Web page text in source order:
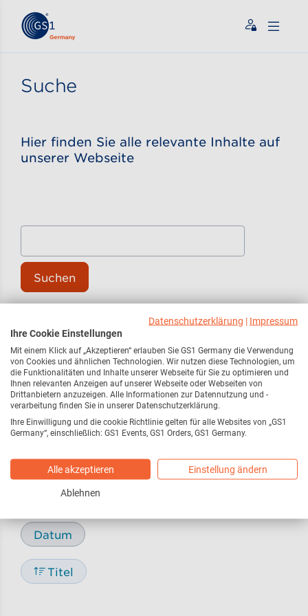
Zum Inhalt gehen
Suche
Hier finden Sie alle relevante Inhalte auf
unserer Webseite
Suchen
Pressemitteilungen /
Pressemeldungen
17
Blog29
Sortieren nach
Relevanz
Datum
Titel
Datenschutzerklärung | Impressum
Ihre Cookie Einstellungen
Mit einem Klick auf „Akzeptieren“ erlauben Sie GS1 Germany die Verwendung
von Cookies und ähnlichen Technologien. Wir nutzen diese Technologien, um
die Funktionalitäten und Inhalte unserer Webseite für Sie zu optimieren und
Ihnen relevanten Anzeigen auf unserer Webseite oder Webseiten von
Drittanbietern anzuzeigen. Alle Informationen zur Datennutzung und -
verarbeitung finden Sie in unserer Datenschutzerklärung.
Ihre Einwilligung und die cookie Richtlinie gelten für alle Websites von „GS1
Germany“, einschließlich: GS1 Events, GS1 Orders, GS1 Germany.
Alle akzeptieren Einstellung ändern
Ablehnen